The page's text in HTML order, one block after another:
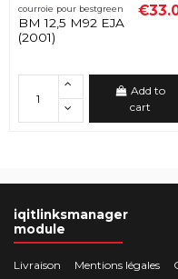
courroie pour bestgreen
BM 12,5 M92 EJA
(2001)
Add to
cart
iqitlinksmanager
module
Livraison Mentions légales